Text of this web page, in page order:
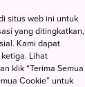
situs web ini untuk
yang ditingkatkan,
Kami dapat
Lihat
klik “Terima Semua
Cookie” untuk